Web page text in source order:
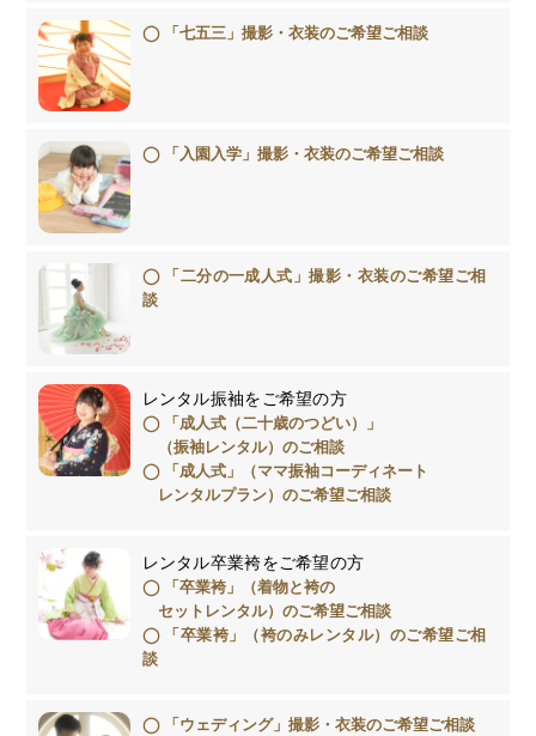
「七五三」撮影・衣装のご希望ご相談
「入園入学」撮影・衣装のご希望ご相談
「二分の一成人式」撮影・衣装のご希望ご相
談
レンタル振袖をご希望の方
「成人式（二十歳のつどい）」
（振袖レンタル）のご相談
「成人式」（ママ振袖コーディネート
レンタルプラン）のご希望ご相談
レンタル卒業袴をご希望の方
「卒業袴」（着物と袴の
セットレンタル）のご希望ご相談
「卒業袴」（袴のみレンタル）のご希望ご相
談
「ウェディング」撮影・衣装のご希望ご相談